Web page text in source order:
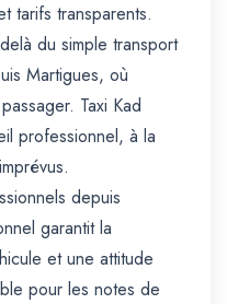
tarifs transparents.
du simple transport
Martigues, où
Taxi Kad
professionnel, à la
depuis
garantit la
et une attitude
pour les notes de